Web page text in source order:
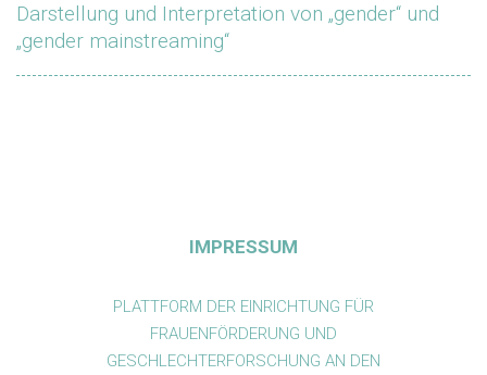
Darstellung und Interpretation von „gender“ und
„gender mainstreaming“
IMPRESSUM
PLATTFORM DER EINRICHTUNG FÜR
FRAUENFÖRDERUNG UND
GESCHLECHTERFORSCHUNG AN DEN